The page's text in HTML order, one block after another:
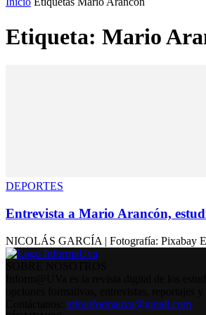
Etiqueta: Mario
DEPORTES
Entrevista a Mario Arancón,
NICOLÁS GARCÍA | Fotografía: Pixabay
infoinformauva@gmail.com